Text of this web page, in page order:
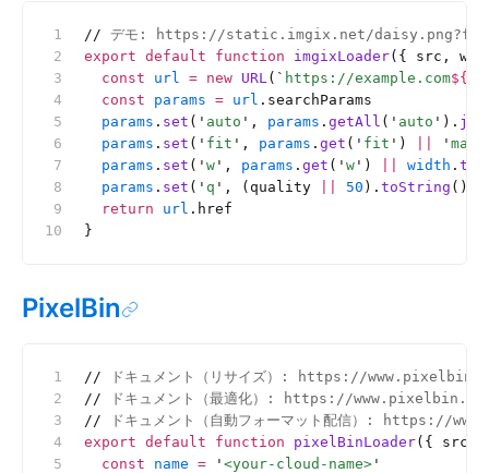
// デモ: https://static.imgix.net/
export default function imgixLoader({ src,
  const
url = new URL( ` https://example.com${
  const
params = url .searchParams
  params
. set ( ' auto ' , params . getAll ( ' auto ' ).
  params
. set ( ' fit ' , params . get ( ' fit ' ) ' max
  params
. set ( ' w ' , params . get ( ' w ' ) width .
  params
. set ( ' q ' , (quality 50 ). toString ())
  return
url .href
}
PixelBin
// ドキュメント（リサイズ）: https://
// ドキュメント（最適化）: https://
// ドキュメント（自動フォーマット配信）:
export default function pixelBinLoader({ src,
  const
name = ' <your-cloud-name> '